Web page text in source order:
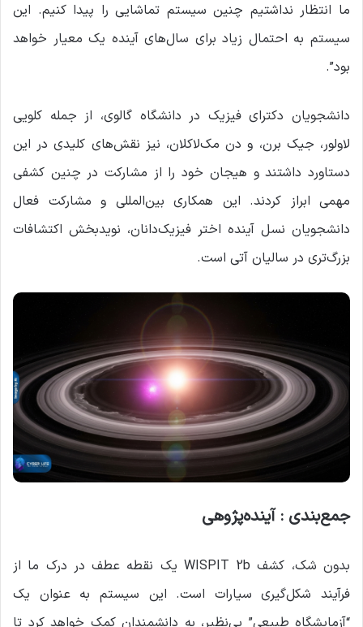
ما انتظار نداشتیم چنین سیستم تماشایی را پیدا کنیم. این
سیستم به احتمال زیاد برای سال‌های آینده یک معیار خواهد
بود”.
دانشجویان دکترای فیزیک در دانشگاه گالوی، از جمله کلویی
لاولور، جیک برن، و دن مک‌لاکلان، نیز نقش‌های کلیدی در این
دستاورد داشتند و هیجان خود را از مشارکت در چنین کشفی
مهمی ابراز کردند. این همکاری بین‌المللی و مشارکت فعال
دانشجویان نسل آینده اختر فیزیک‌دانان، نویدبخش اکتشافات
بزرگ‌تری در سالیان آتی است.
جمع‌بندی : آینده‌پژوهی
بدون شک، کشف WISPIT 2b یک نقطه عطف در درک ما از
فرآیند شکل‌گیری سیارات است. این سیستم به عنوان یک